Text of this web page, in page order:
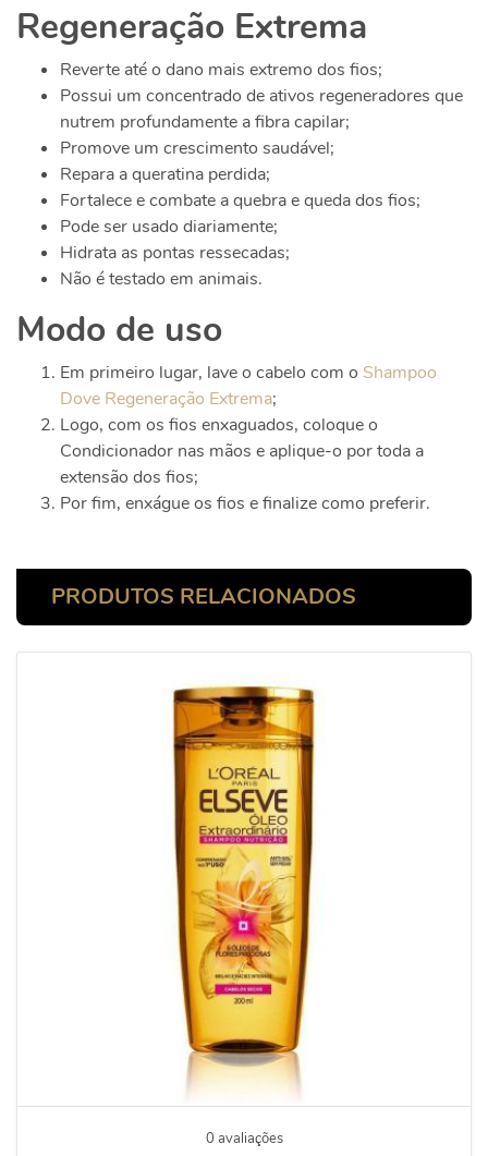
Regeneração Extrema
Reverte até o dano mais extremo dos fios;
Possui um concentrado de ativos regeneradores que
nutrem profundamente a fibra capilar;
Promove um crescimento saudável;
Repara a queratina perdida;
Fortalece e combate a quebra e queda dos fios;
Pode ser usado diariamente;
Hidrata as pontas ressecadas;
Não é testado em animais.
Modo de uso
Em primeiro lugar, lave o cabelo com o Shampoo
Dove Regeneração Extrema;
Logo, com os fios enxaguados, coloque o
Condicionador nas mãos e aplique-o por toda a
extensão dos fios;
Por fim, enxágue os fios e finalize como preferir.
PRODUTOS RELACIONADOS
0 avaliações